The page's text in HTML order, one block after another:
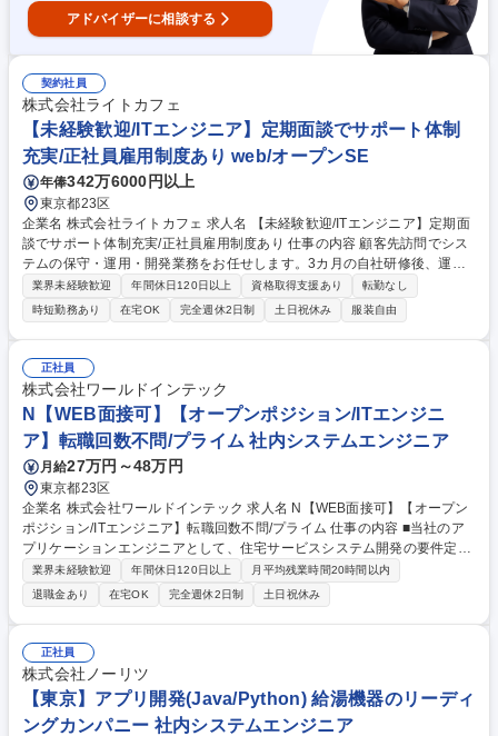
アドバイザーに相談する
契約社員
株式会社ライトカフェ
【未経験歓迎/ITエンジニア】定期面談でサポート体制
充実/正社員雇用制度あり web/オープンSE
年俸342万6000円以上
東京都23区
企業名 株式会社ライトカフェ 求人名 【未経験歓迎/ITエンジニア】定期面
談でサポート体制充実/正社員雇用制度あり 仕事の内容 顧客先訪問でシス
テムの保守・運用・開発業務をお任せします。3カ月の自社研修後、運用
保守などの下流工程を経て、ゆくゆくは開発エンジニアやリーダー・マネ
ジメントなど上流工程でご活躍いただけます。 ■運用：システム問い合わ
せ対応/データ抽出管理/アカウント管理■QA(品質保証)：システム機能テス
ト/ユーザビリティテスト■開発：アプリケーション開発/インフラ構築/ 自
社内案件 【案件特徴】プライム案件業務を多く請け負っています◎ その
ためお客様との距離が近く、期待値を超える技術支援サービスを提供でき
ます。 募集職種 【未経験歓迎/ITエンジニア】定期面談でサポート体制充
実/正社員雇用制度あり
業界未経験歓迎 年間休日120日以上 資格取得支援あり
転勤なし
時短勤務あり
在宅OK 完全週休2日制 土日祝休み 服装自由
正社員
株式会社ワールドインテック
N【WEB面接可】【オープンポジション/ITエンジニ
ア】転職回数不問/プライム 社内システムエンジニア
月給27万円～48万円
東京都23区
企業名 株式会社ワールドインテック 求人名 N【WEB面接可】【オープン
ポジション/ITエンジニア】転職回数不問/プライム 仕事の内容 ■当社のア
プリケーションエンジニアとして、住宅サービスシステム開発の要件定義
からお任せ致します。 【当社について】https://www.witc.co.jp/si-c/ ・大
学向けシステム開発 ・医療向けパッケージソフト開発 ・倉庫管理システ
ム開発 【言語/環境】C、C++、Android、Simulink、Linux、PostgreSQ
L、Shell、 Python、AWS、Windows、Java、Ｃ＃、Spring、ORACL
E、SQLServer、ASP、JavaScript、HTML、XML、SQL、PL/SQL、VB.
NET ◇変更の範囲：会社の定める業務 募集職種 N【WEB面接可】【オー
プンポジション/ITエンジニア】転職回数不問/プライム
業界未経験歓迎 年間休日120日以上
月平均残業時間20時間以内
退職金あり
在宅OK 完全週休2日制 土日祝休み
正社員
株式会社ノーリツ
【東京】アプリ開発(Java/Python) 給湯機器のリーディ
ングカンパニー 社内システムエンジニア